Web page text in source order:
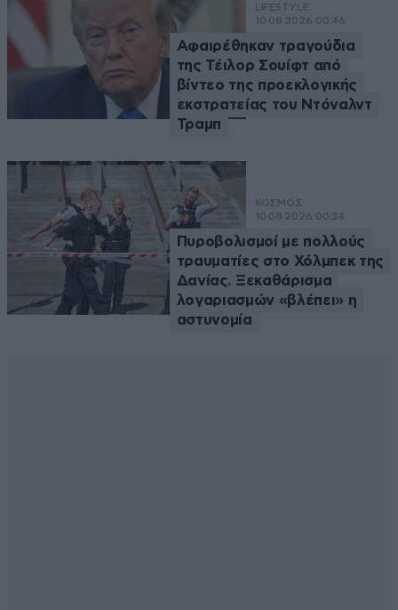
LIFESTYLE
10·08·2026 00:46
Αφαιρέθηκαν τραγούδια
της Τέιλορ Σουίφτ από
βίντεο της προεκλογικής
εκστρατείας του Ντόναλντ
Τραμπ
ΚΟΣΜΟΣ
10·08·2026 00:34
Πυροβολισμοί με πολλούς
τραυματίες στο Χόλμπεκ της
Δανίας. Ξεκαθάρισμα
λογαριασμών «βλέπει» η
αστυνομία